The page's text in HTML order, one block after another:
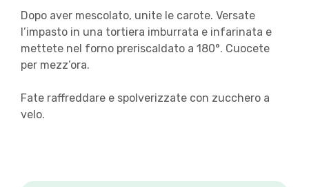
Dopo aver mescolato, unite le carote. Versate
l’impasto in una tortiera imburrata e infarinata e
mettete nel forno preriscaldato a 180°. Cuocete
per mezz’ora.
Fate raffreddare e spolverizzate con zucchero a
velo.